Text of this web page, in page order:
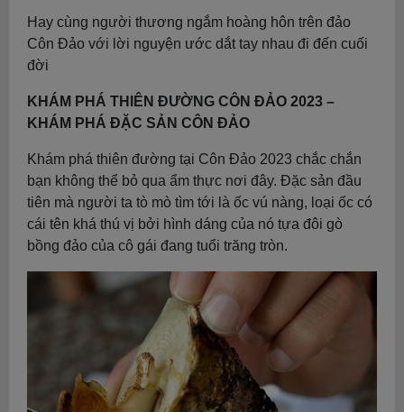
Hay cùng người thương ngắm hoàng hôn trên đảo
Côn Đảo với lời nguyện ước dắt tay nhau đi đến cuối
đời
KHÁM PHÁ THIÊN ĐƯỜNG CÔN ĐẢO 2023 –
KHÁM PHÁ ĐẶC SẢN CÔN ĐẢO
Khám phá thiên đường tại Côn Đảo 2023 chắc chắn
bạn không thể bỏ qua ẩm thực nơi đây. Đặc sản đầu
tiên mà người ta tò mò tìm tới là ốc vú nàng, loại ốc có
cái tên khá thú vị bởi hình dáng của nó tựa đôi gò
bồng đảo của cô gái đang tuổi trăng tròn.